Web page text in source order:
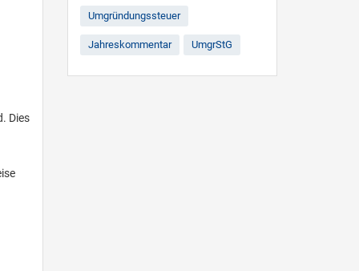
Dies
Umgründungssteuer
Jahreskommentar UmgrStG